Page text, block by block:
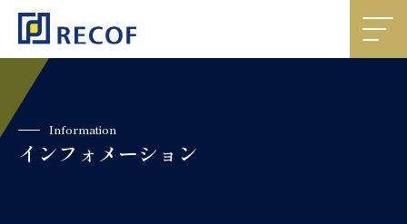
Information
インフォメーション